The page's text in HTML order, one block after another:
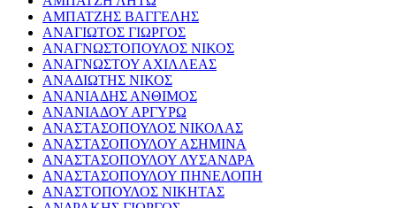
ΑΜΠΑΤΖΗΣ ΒΑΓΓΕΛΗΣ
ΑΝΑΓΙΩΤΟΣ ΓΙΩΡΓΟΣ
ΑΝΑΓΝΩΣΤΟΠΟΥΛΟΣ ΝΙΚΟΣ
ΑΝΑΓΝΩΣΤΟΥ ΑΧΙΛΛΕΑΣ
ΑΝΑΔΙΩΤΗΣ ΝΙΚΟΣ
ΑΝΑΝΙΑΔΗΣ ΑΝΘΙΜΟΣ
ΑΝΑΝΙΑΔΟΥ ΑΡΓΥΡΩ
ΑΝΑΣΤΑΣΟΠΟΥΛΟΣ ΝΙΚΟΛΑΣ
ΑΝΑΣΤΑΣΟΠΟΥΛΟΥ ΑΣΗΜΙΝΑ
ΑΝΑΣΤΑΣΟΠΟΥΛΟΥ ΛΥΣΑΝΔΡΑ
ΑΝΑΣΤΑΣΟΠΟΥΛΟΥ ΠΗΝΕΛΟΠΗ
ΑΝΑΣΤΟΠΟΥΛΟΣ ΝΙΚΗΤΑΣ